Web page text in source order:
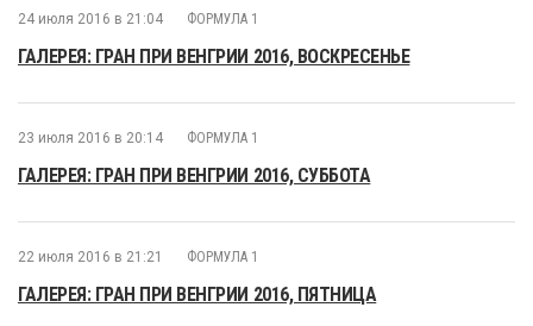
24 июля 2016 в 21:04 ФОРМУЛА 1
ГАЛЕРЕЯ: ГРАН ПРИ ВЕНГРИИ 2016, ВОСКРЕСЕНЬЕ
23 июля 2016 в 20:14 ФОРМУЛА 1
ГАЛЕРЕЯ: ГРАН ПРИ ВЕНГРИИ 2016, СУББОТА
22 июля 2016 в 21:21 ФОРМУЛА 1
ГАЛЕРЕЯ: ГРАН ПРИ ВЕНГРИИ 2016, ПЯТНИЦА